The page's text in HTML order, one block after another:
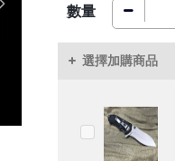
數量
選擇加購商品